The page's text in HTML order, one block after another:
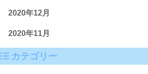
2020年12月
2020年11月
カテゴリー